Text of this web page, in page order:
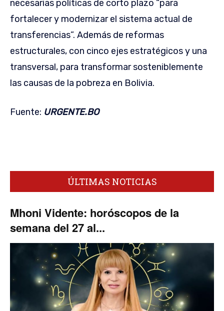
necesarias políticas de corto plazo “para
fortalecer y modernizar el sistema actual de
transferencias”. Además de reformas
estructurales, con cinco ejes estratégicos y una
transversal, para transformar sosteniblemente
las causas de la pobreza en Bolivia.
Fuente: URGENTE.BO
ÚLTIMAS NOTICIAS
Mhoni Vidente: horóscopos de la
semana del 27 al...